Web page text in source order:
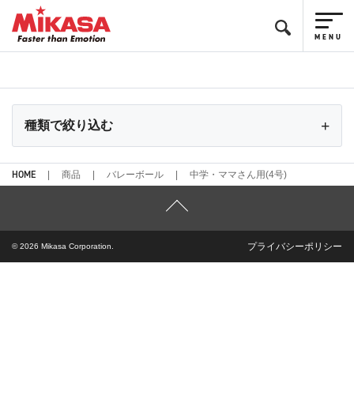
種類で絞り込む
HOME 商品 バレーボール 中学・ママさん用(4号)
© 2026 Mikasa Corporation. プライバシーポリシー